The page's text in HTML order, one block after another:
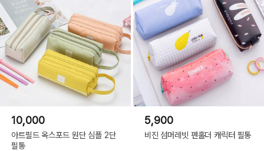
10,000
아트필드 옥스포드 원단 심플 2단
필통
5,900
비진 섬머레빗 펜홀더 캐릭터 필통